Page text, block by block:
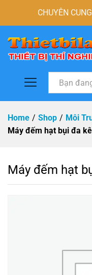
CHUYÊN
Home / Shop / Môi
Máy đếm hạt bụi đa
Máy đếm hạt